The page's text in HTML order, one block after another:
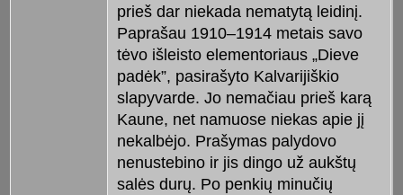
prieš dar niekada nematytą leidinį.
Paprašau 1910–1914 metais savo
tėvo išleisto elementoriaus „Dieve
padėk”, pasirašyto Kalvarijiškio
slapyvarde. Jo nemačiau prieš karą
Kaune, net namuose niekas apie jį
nekalbėjo. Prašymas palydovo
nenustebino ir jis dingo už aukštų
salės durų. Po penkių minučių